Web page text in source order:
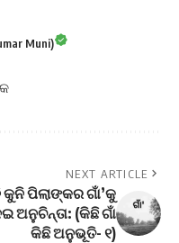
Muni)
NEXT ARTICLE
ପିଲାଙ୍କର ଗାଁ’କୁ
ଅନୁଚିନ୍ତା: (କିଛି ଗାଁ
କିଛି ଅନୁଭୂତି- ୧)